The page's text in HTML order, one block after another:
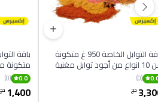
مغنية
0.0
(0)
1,400 دج
باقة التوابل الخاصة 950 غ متكونة
من 10 انواع من أجود توابل مغنية
0.0
(0)
3,300 دج